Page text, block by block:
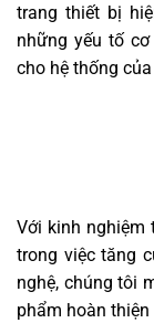
trang thiết bị
những yếu tố
cho hệ thống
Với kinh nghiệm
trong việc tăng
nghệ, chúng tôi
phẩm hoàn thiện